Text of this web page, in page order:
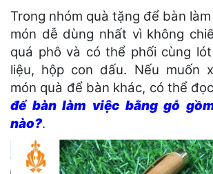
Trong nhóm quà tặng để bàn
món dễ dùng nhất vì không
quá phô và có thể phối cùng
liệu, hộp con dấu. Nếu muốn
món quà để bàn khác, có thể
để bàn làm việc bằng gỗ
nào?.